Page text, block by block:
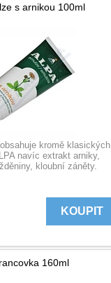
s arnikou 100ml
kromě klasických
navíc extrakt arniky,
kloubní záněty.
KOUPIT
160ml